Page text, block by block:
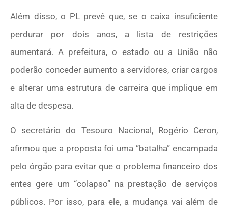
Além disso, o PL prevê que, se o caixa insuficiente
perdurar por dois anos, a lista de restrições
aumentará. A prefeitura, o estado ou a União não
poderão conceder aumento a servidores, criar cargos
e alterar uma estrutura de carreira que implique em
alta de despesa.
O secretário do Tesouro Nacional, Rogério Ceron,
afirmou que a proposta foi uma “batalha” encampada
pelo órgão para evitar que o problema financeiro dos
entes gere um “colapso” na prestação de serviços
públicos. Por isso, para ele, a mudança vai além de